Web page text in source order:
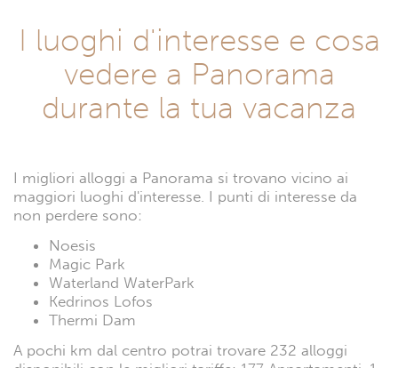
I luoghi d'interesse e cosa
vedere a Panorama
durante la tua vacanza
I migliori alloggi a Panorama si trovano vicino ai
maggiori luoghi d'interesse. I punti di interesse da
non perdere sono:
Noesis
Magic Park
Waterland WaterPark
Kedrinos Lofos
Thermi Dam
A pochi km dal centro potrai trovare 232 alloggi